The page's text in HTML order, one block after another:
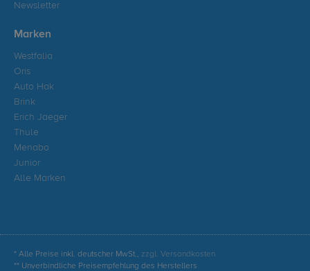
Newsletter
Marken
Westfalia
Oris
Auto Hak
Brink
Erich Jaeger
Thule
Menabo
Junior
Alle Marken
* Alle Preise inkl. deutscher MwSt., zzgl. Versandkosten
** Unverbindliche Preisempfehlung des Herstellers